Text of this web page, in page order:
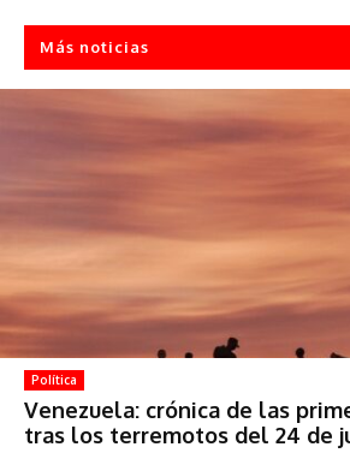
Más noticias
Política
Venezuela: crónica de las
tras los terremotos del 24 de